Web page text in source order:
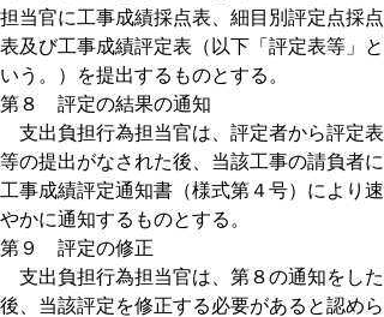
担当官に工事成績採点表、細目別評定点採点
表及び工事成績評定表（以下「評定表等」と
いう。）を提出するものとする。
第８ 評定の結果の通知
支出負担行為担当官は、評定者から評定表
等の提出がなされた後、当該工事の請負者に
工事成績評定通知書（様式第４号）により速
やかに通知するものとする。
第９ 評定の修正
支出負担行為担当官は、第８の通知をした
後、当該評定を修正する必要があると認めら